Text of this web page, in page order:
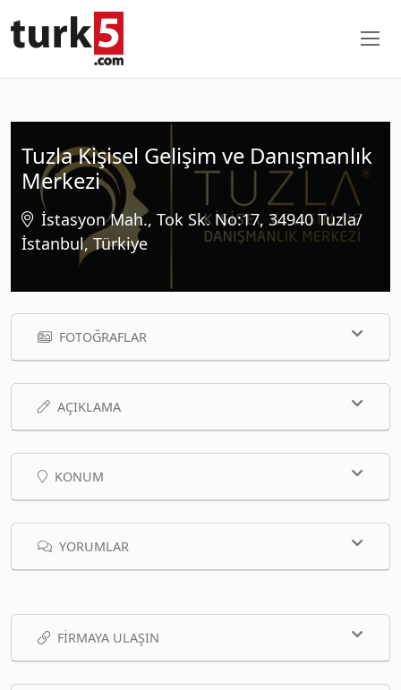
Tuzla Kişisel Gelişim ve Danışmanlık
Merkezi
İstasyon Mah., Tok Sk. No:17, 34940 Tuzla/
İstanbul, Türkiye
FOTOĞRAFLAR
AÇIKLAMA
KONUM
YORUMLAR
FIRMAYA ULAŞIN